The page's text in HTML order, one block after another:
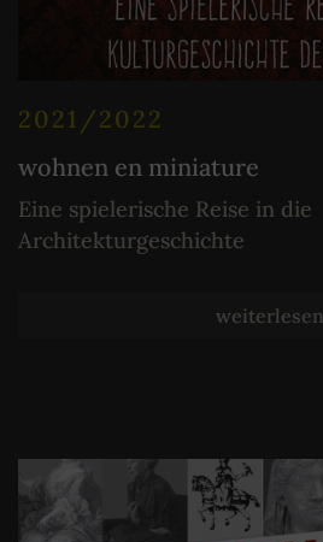
2021/2022
wohnen en miniature
Eine spielerische Reise in die
Architekturgeschichte
weiterlesen